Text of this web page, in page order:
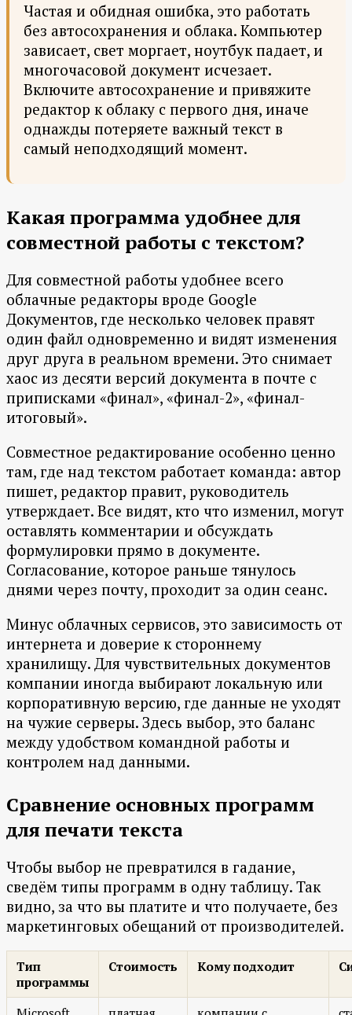
Частая и обидная ошибка, это работать
без автосохранения и облака. Компьютер
зависает, свет моргает, ноутбук падает, и
многочасовой документ исчезает.
Включите автосохранение и привяжите
редактор к облаку с первого дня, иначе
однажды потеряете важный текст в
самый неподходящий момент.
Какая программа удобнее для
совместной работы с текстом?
Для совместной работы удобнее всего
облачные редакторы вроде Google
Документов, где несколько человек правят
один файл одновременно и видят изменения
друг друга в реальном времени. Это снимает
хаос из десяти версий документа в почте с
приписками «финал», «финал-2», «финал-
итоговый».
Совместное редактирование особенно ценно
там, где над текстом работает команда: автор
пишет, редактор правит, руководитель
утверждает. Все видят, кто что изменил, могут
оставлять комментарии и обсуждать
формулировки прямо в документе.
Согласование, которое раньше тянулось
днями через почту, проходит за один сеанс.
Минус облачных сервисов, это зависимость от
интернета и доверие к стороннему
хранилищу. Для чувствительных документов
компании иногда выбирают локальную или
корпоративную версию, где данные не уходят
на чужие серверы. Здесь выбор, это баланс
между удобством командной работы и
контролем над данными.
Сравнение основных программ
для печати текста
Чтобы выбор не превратился в гадание,
сведём типы программ в одну таблицу. Так
видно, за что вы платите и что получаете, без
маркетинговых обещаний от производителей.
Тип
программы
Стоимость Кому подходит